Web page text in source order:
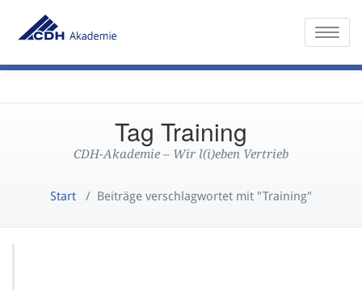
Tag Training
CDH-Akademie – Wir l(i)eben Vertrieb
Start / Beiträge verschlagwortet mit "Training"